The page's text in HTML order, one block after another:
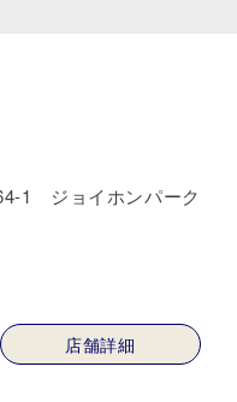
1 ジョイホンパーク
店舗詳細